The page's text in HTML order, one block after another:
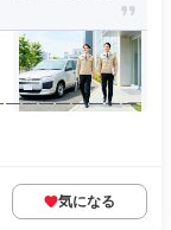
￣￣￣￣￣￣￣
気になる